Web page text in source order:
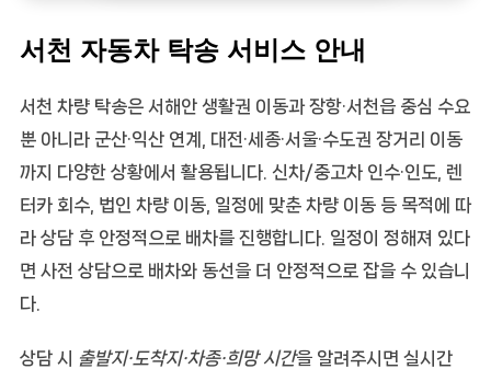
서천 자동차 탁송 서비스 안내
서천 차량 탁송은 서해안 생활권 이동과장항·서천읍중심 수요
뿐 아니라 군산·익산연계, 대전·세종·서울·수도권 장거리 이동
까지 다양한 상황에서 활용됩니다. 신차/중고차 인수·인도, 렌
터카 회수, 법인 차량 이동, 일정에 맞춘 차량 이동 등 목적에 따
라 상담 후 안정적으로 배차를 진행합니다. 일정이 정해져 있다
면 사전 상담으로 배차와 동선을 더 안정적으로 잡을 수 있습니
다.
상담 시 출발지·도착지·차종·희망 시간을 알려주시면 실시간